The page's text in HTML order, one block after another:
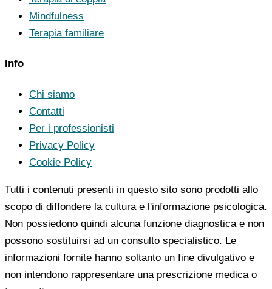
Mindfulness
Terapia familiare
Info
Chi siamo
Contatti
Per i professionisti
Privacy Policy
Cookie Policy
Tutti i contenuti presenti in questo sito sono prodotti allo
scopo di diffondere la cultura e l'informazione psicologica.
Non possiedono quindi alcuna funzione diagnostica e non
possono sostituirsi ad un consulto specialistico. Le
informazioni fornite hanno soltanto un fine divulgativo e
non intendono rappresentare una prescrizione medica o